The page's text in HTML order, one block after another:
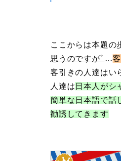
ここからは本題
思うのですがﾞ …
客引きの人達はい
人達は 日本人が
簡単な日本語で話
勧誘してきます